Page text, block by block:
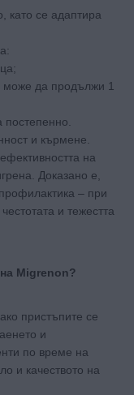
като се адаптира
може да продължи 1
и кърмене.
на
Доказано е,
– при
и тежестта
Migrenon?
пристъпите се
и
по време на
и качеството на